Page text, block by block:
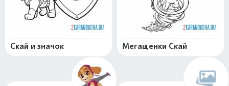
Скай и значок Мегащенки Скай